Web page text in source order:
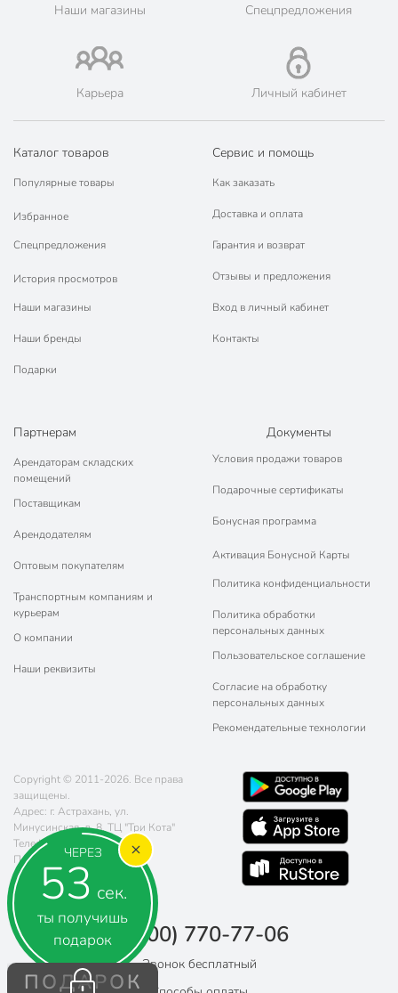
ЧЕРЕЗ
52 сек.
ты получишь
подарок
ПОДАРОК
Наши магазины Спецпредложения
Карьера Личный кабинет
Каталог товаров
Популярные товары
Избранное
Спецпредложения
История просмотров
Наши магазины
Наши бренды
Подарки
Сервис и помощь
Как заказать
Доставка и оплата
Гарантия и возврат
Отзывы и предложения
Вход в личный кабинет
Контакты
Партнерам
Арендаторам складских
помещений
Поставщикам
Арендодателям
Оптовым покупателям
Транспортным компаниям и
курьерам
О компании
Наши реквизиты
Документы
Условия продажи товаров
Подарочные сертификаты
Бонусная программа
Активация Бонусной Карты
Политика конфиденциальности
Политика обработки
персональных данных
Пользовательское соглашение
Согласие на обработку
персональных данных
Рекомендательные технологии
Copyright © 2011-2026. Все права
защищены.
Адрес: г. Астрахань, ул.
Минусинская, д. 8, ТЦ "Три Кота"
Телефон:
8 (800) 770-77-06
Почта:
sales@poryadok.ru
8 (800) 770-77-06
Звонок бесплатный